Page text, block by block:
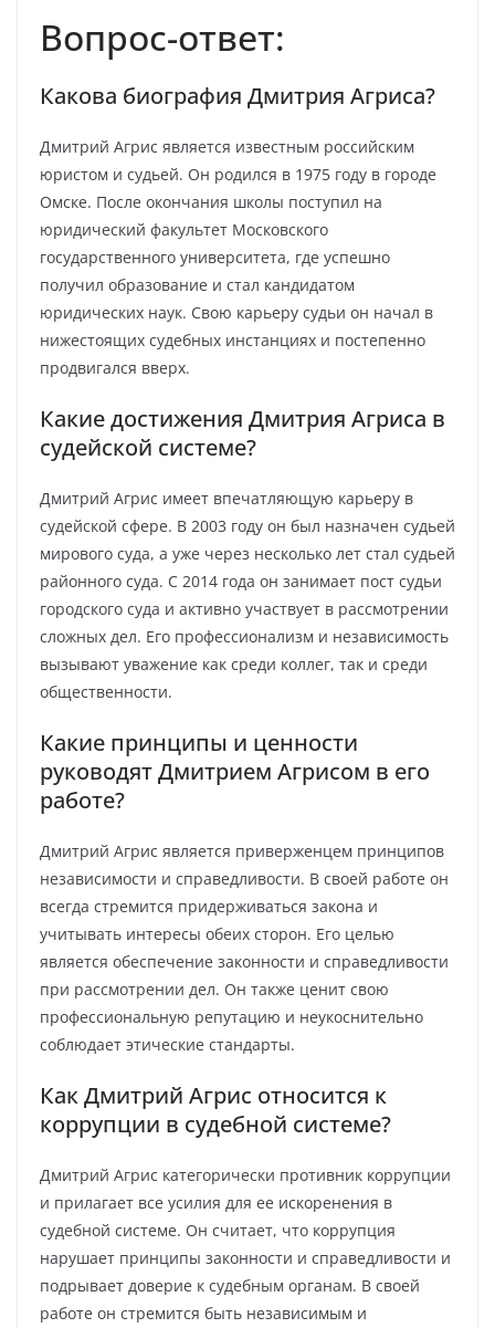
Вопрос-ответ:
Какова биография Дмитрия Агриса?
Дмитрий Агрис является известным российским
юристом и судьей. Он родился в 1975 году в городе
Омске. После окончания школы поступил на
юридический факультет Московского
государственного университета, где успешно
получил образование и стал кандидатом
юридических наук. Свою карьеру судьи он начал в
нижестоящих судебных инстанциях и постепенно
продвигался вверх.
Какие достижения Дмитрия Агриса в
судейской системе?
Дмитрий Агрис имеет впечатляющую карьеру в
судейской сфере. В 2003 году он был назначен судьей
мирового суда, а уже через несколько лет стал судьей
районного суда. С 2014 года он занимает пост судьи
городского суда и активно участвует в рассмотрении
сложных дел. Его профессионализм и независимость
вызывают уважение как среди коллег, так и среди
общественности.
Какие принципы и ценности
руководят Дмитрием Агрисом в его
работе?
Дмитрий Агрис является приверженцем принципов
независимости и справедливости. В своей работе он
всегда стремится придерживаться закона и
учитывать интересы обеих сторон. Его целью
является обеспечение законности и справедливости
при рассмотрении дел. Он также ценит свою
профессиональную репутацию и неукоснительно
соблюдает этические стандарты.
Как Дмитрий Агрис относится к
коррупции в судебной системе?
Дмитрий Агрис категорически противник коррупции
и прилагает все усилия для ее искоренения в
судебной системе. Он считает, что коррупция
нарушает принципы законности и справедливости и
подрывает доверие к судебным органам. В своей
работе он стремится быть независимым и